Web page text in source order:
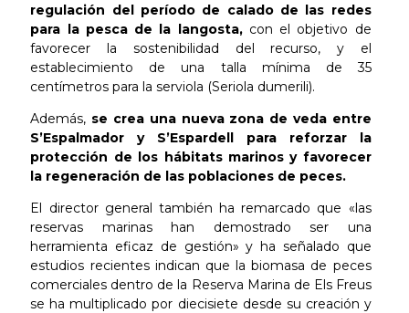
regulación del período de calado de las redes
para la pesca de la langosta, con el objetivo de
favorecer la sostenibilidad del recurso, y el
establecimiento de una talla mínima de 35
centímetros para la serviola (Seriola dumerili).
Además, se crea una nueva zona de veda entre
S’Espalmador y S’Espardell para reforzar la
protección de los hábitats marinos y favorecer
la regeneración de las poblaciones de peces.
El director general también ha remarcado que «las
reservas marinas han demostrado ser una
herramienta eficaz de gestión» y ha señalado que
estudios recientes indican que la biomasa de peces
comerciales dentro de la Reserva Marina de Els Freus
se ha multiplicado por diecisiete desde su creación y